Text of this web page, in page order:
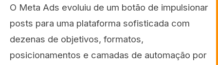
O Meta Ads evoluiu de um botão de impulsionar
posts para uma plataforma sofisticada com
dezenas de objetivos, formatos,
posicionamentos e camadas de automação por